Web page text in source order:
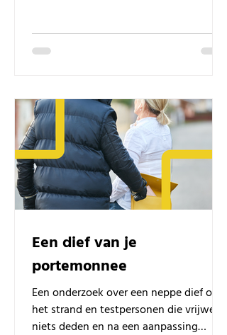
Een dief van je
portemonnee
Een onderzoek over een neppe dief op
het strand en testpersonen die vrijwel
niets deden en na een aanpassing